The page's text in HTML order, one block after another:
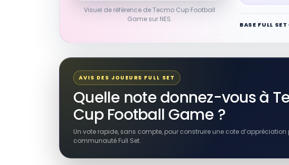
Visuel de référence de Tecmo Cup Football
Game sur NES.
BASE FULL SET
AVIS DES JOUEURS FULL SET
Quelle note donnez-vous à
Cup Football Game ?
Un vote rapide, sans compte, pour construire une cote d’appréciation
communauté Full Set.